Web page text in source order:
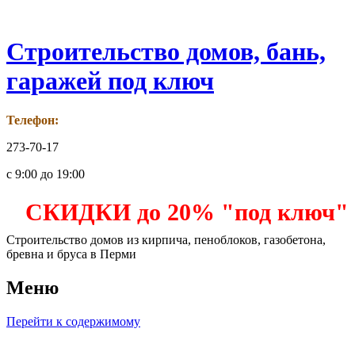
Строительство домов, бань,
гаражей под ключ
Телефон:
273-70-17
с 9:00 до 19:00
СКИДКИ до 20% "под ключ"
Строительство домов из кирпича, пеноблоков, газобетона,
бревна и бруса в Перми
Меню
Перейти к содержимому